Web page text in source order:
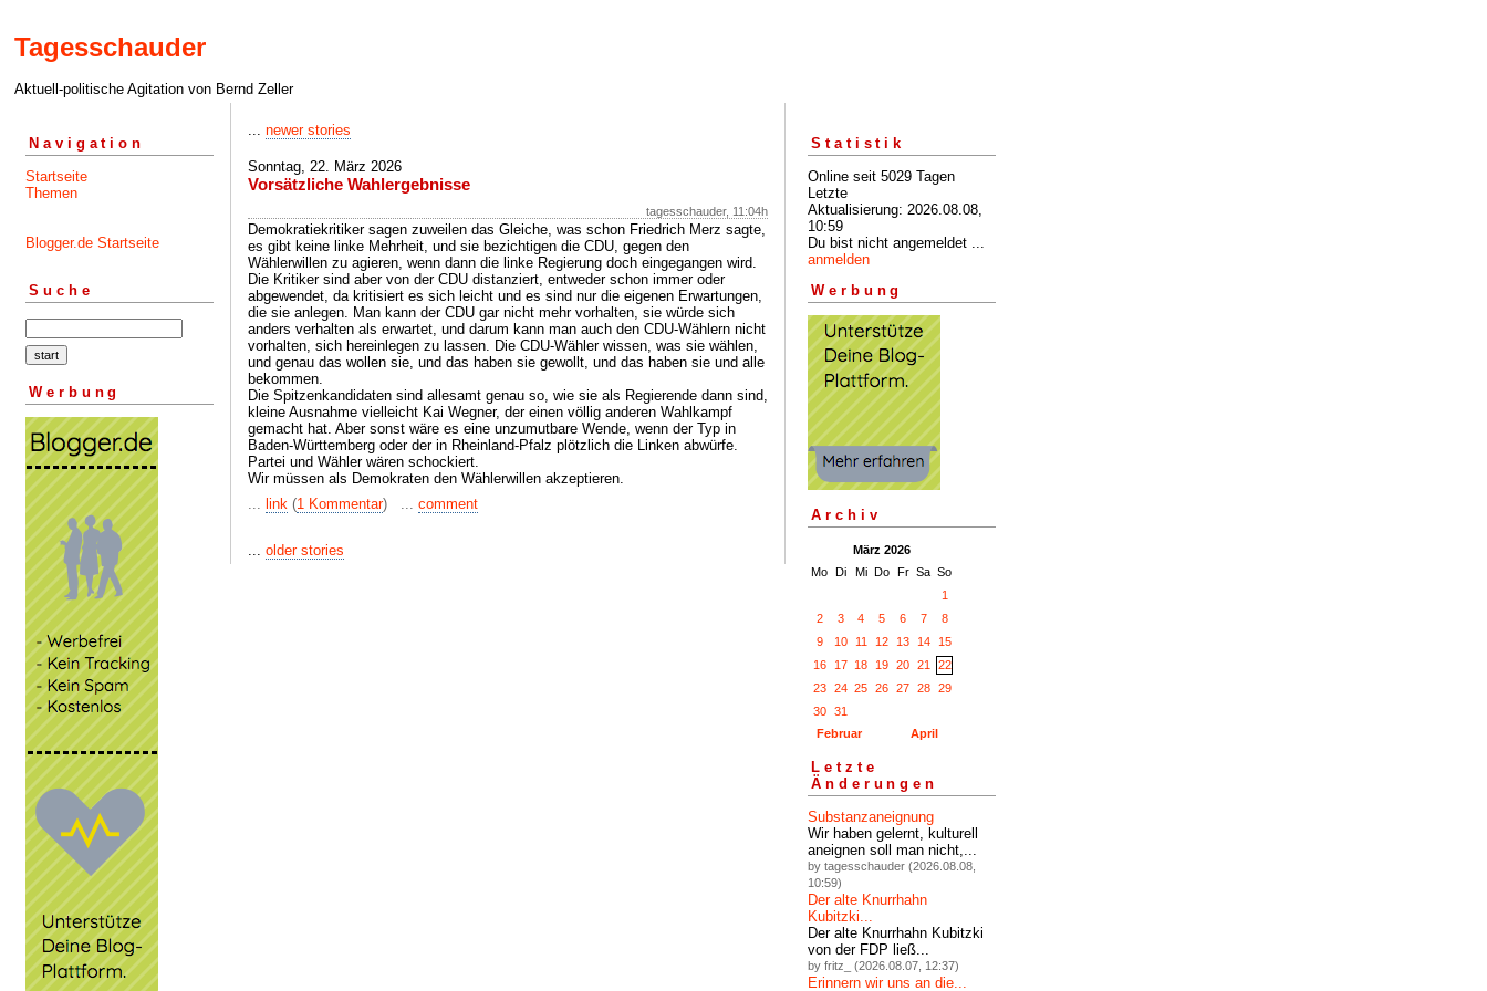
Tagesschauder
Aktuell-politische Agitation von Bernd Zeller
Navigation
Startseite
Themen
Blogger.de Startseite
Suche
Werbung
... newer stories
Sonntag, 22. März 2026
Vorsätzliche Wahlergebnisse
tagesschauder, 11:04h
Demokratiekritiker sagen zuweilen das Gleiche, was schon Friedrich Merz sagte,
es gibt keine linke Mehrheit, und sie bezichtigen die CDU, gegen den
Wählerwillen zu agieren, wenn dann die linke Regierung doch eingegangen wird.
Die Kritiker sind aber von der CDU distanziert, entweder schon immer oder
abgewendet, da kritisiert es sich leicht und es sind nur die eigenen Erwartungen,
die sie anlegen. Man kann der CDU gar nicht mehr vorhalten, sie würde sich
anders verhalten als erwartet, und darum kann man auch den CDU-Wählern nicht
vorhalten, sich hereinlegen zu lassen. Die CDU-Wähler wissen, was sie wählen,
und genau das wollen sie, und das haben sie gewollt, und das haben sie und alle
bekommen.
Die Spitzenkandidaten sind allesamt genau so, wie sie als Regierende dann sind,
kleine Ausnahme vielleicht Kai Wegner, der einen völlig anderen Wahlkampf
gemacht hat. Aber sonst wäre es eine unzumutbare Wende, wenn der Typ in
Baden-Württemberg oder der in Rheinland-Pfalz plötzlich die Linken abwürfe.
Partei und Wähler wären schockiert.
Wir müssen als Demokraten den Wählerwillen akzeptieren.
... link (1 Kommentar) ... comment
... older stories
Statistik
Online seit 5029 Tagen
Letzte
Aktualisierung: 2026.08.08,
10:59
Du bist nicht angemeldet ...
anmelden
Werbung
Archiv
März 2026
Mo Di Mi Do Fr Sa So
1
2
3 4 5 6 7
8
9
10 11 12 13 14
15
16
17 18 19 20 21
22
23
24 25 26 27 28
29
30
31
Februar
April
Letzte
Änderungen
Substanzaneignung
Wir haben gelernt, kulturell
aneignen soll man nicht,...
by tagesschauder (2026.08.08,
10:59)
Der alte Knurrhahn
Kubitzki...
Der alte Knurrhahn Kubitzki
von der FDP ließ...
by fritz_ (2026.08.07, 12:37)
Erinnern wir uns an die...